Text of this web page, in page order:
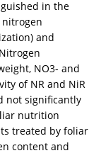
in the
and
NO3- and
of NR and NiR
not significantly
nutrition
treated by foliar
content and